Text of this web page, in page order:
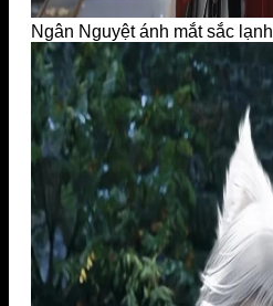
Ngân Nguyệt ánh mắt sắc